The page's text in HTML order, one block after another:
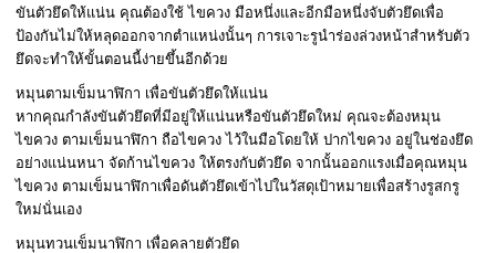
ขันตัวยึดให้แน่น คุณต้องใช้ ไขควง มือหนึ่งและอีกมือหนึ่งจับตัวยึดเพื่อ
ป้องกันไม่ให้หลุดออกจากตำแหน่งนั้นๆ การเจาะรูนำร่องล่วงหน้าสำหรับตัว
ยึดจะทำให้ขั้นตอนนี้ง่ายขึ้นอีกด้วย
หมุนตามเข็มนาฬิกา เพื่อขันตัวยึดให้แน่น
หากคุณกำลังขันตัวยึดที่มีอยู่ให้แน่นหรือขันตัวยึดใหม่ คุณจะต้องหมุน
ไขควง ตามเข็มนาฬิกา ถือไขควง ไว้ในมือโดยให้ ปากไขควง อยู่ในช่องยึด
อย่างแน่นหนา จัดก้านไขควง ให้ตรงกับตัวยึด จากนั้นออกแรงเมื่อคุณหมุน
ไขควง ตามเข็มนาฬิกาเพื่อดันตัวยึดเข้าไปในวัสดุเป้าหมายเพื่อสร้างรูสกรู
ใหม่นั่นเอง
หมุนทวนเข็มนาฬิกา เพื่อคลายตัวยึด